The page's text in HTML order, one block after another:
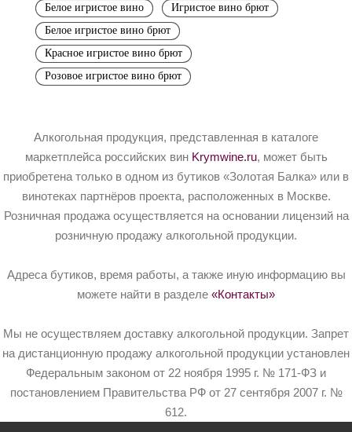
Белое игристое вино
Игристое вино брют
Белое игристое вино брют
Красное игристое вино брют
Розовое игристое вино брют
Алкогольная продукция, представленная в каталоге
маркетплейса российских вин Krymwine.ru, может быть
приобретена только в одном из бутиков «Золотая Балка» или в
винотеках партнёров проекта, расположенных в Москве.
Розничная продажа осуществляется на основании лицензий на
розничную продажу алкогольной продукции.
Адреса бутиков, время работы, а также иную информацию вы
можете найти в разделе «Контакты»
Мы не осуществляем доставку алкогольной продукции. Запрет
на дистанционную продажу алкогольной продукции установлен
Федеральным законом от 22 ноября 1995 г. № 171-ФЗ и
постановлением Правительства РФ от 27 сентября 2007 г. №
612.